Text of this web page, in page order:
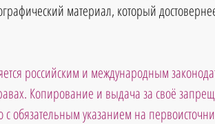
материал, который
российским и международным
Копирование и выдача за своё
обязательным указанием на